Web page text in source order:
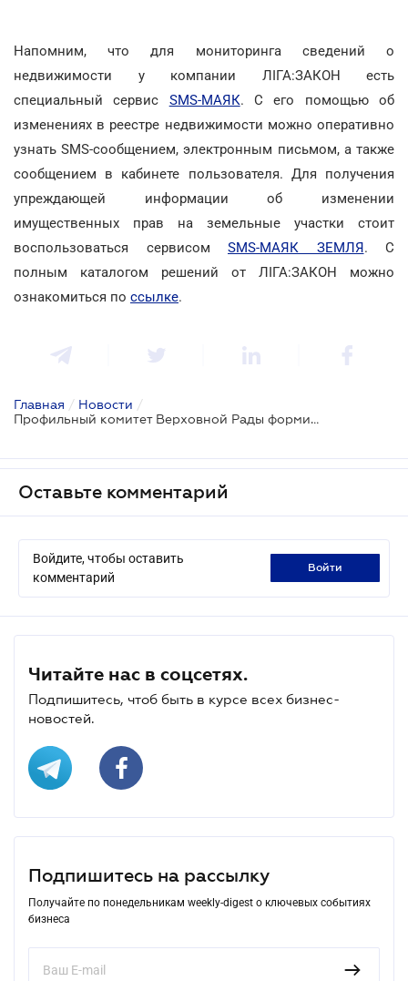
Напомним, что для мониторинга сведений о
недвижимости у компании ЛІГА:ЗАКОН есть
специальный сервис SMS-МАЯК. С его помощью об
изменениях в реестре недвижимости можно оперативно
узнать SMS-сообщением, электронным письмом, а также
сообщением в кабинете пользователя. Для получения
упреждающей информации об изменении
имущественных прав на земельные участки стоит
воспользоваться сервисом SMS-МАЯК ЗЕМЛЯ. С
полным каталогом решений от ЛІГА:ЗАКОН можно
ознакомиться по ссылке.
Главная / Новости /
Профильный комитет Верховной Рады формирует свое видение рынка земли
Оставьте комментарий
Войдите, чтобы оставить
комментарий
войти
Читайте нас в соцсетях.
Подпишитесь, чтоб быть в курсе всех бизнес-
новостей.
Подпишитесь на рассылку
Получайте по понедельникам weekly-digest о ключевых событиях
бизнеса